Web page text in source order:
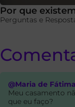
Por que
Perguntas e
@Maria de Fátima
Meu casamento
que eu faço?